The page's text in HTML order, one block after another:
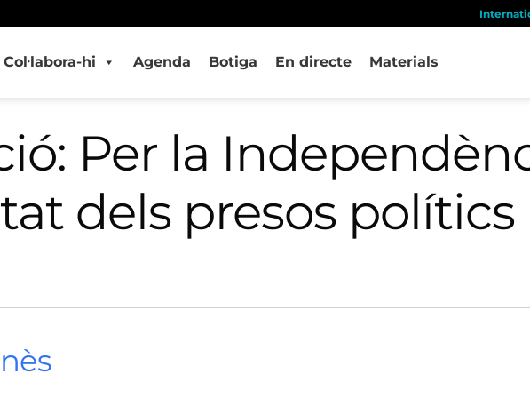
Col·labora-hi Agenda Botiga En directe Materials
Per la
dels presos polítics